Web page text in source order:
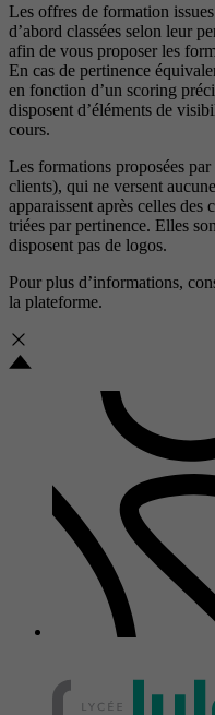
Les offres de formation
d’abord classées selon leur
afin de vous proposer les
En cas de pertinence
en fonction d’un scoring
disposent d’éléments de
cours.
Les formations proposées
clients), qui ne versent
apparaissent après celles des
triées par pertinence. Elles
disposent pas de logos.
Pour plus d’informations,
la plateforme.